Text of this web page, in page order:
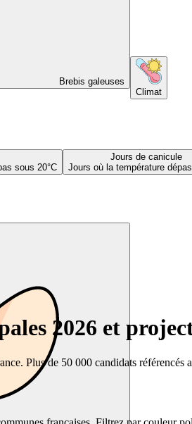
Brebis galeuses
Climat
sous 20°C
Jours de canicule
Jours où la température
2026 et
Plus de 50 000 candidats référencés